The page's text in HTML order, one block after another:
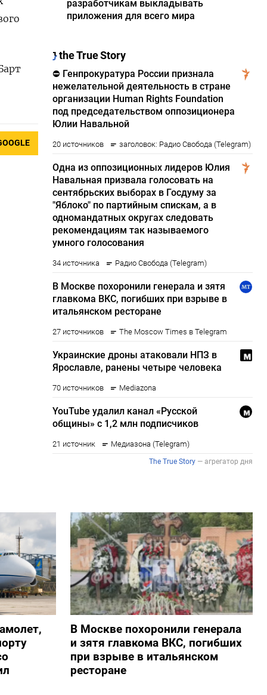
разработчикам выкладывать
приложения для всего мира
В Москве похоронили генерала
и зятя главкома ВКС, погибших
при взрыве в итальянском
ресторане